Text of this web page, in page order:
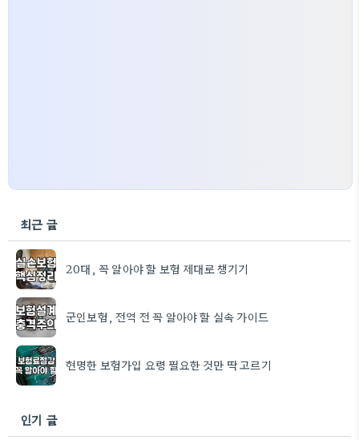
최근 글
20대, 꼭 알아야 할 보험 제대로 챙기기
군인보험, 전역 전 꼭 알아야 할 실속 가이드
현명한 보험가입 요령 필요한 것만 딱 고르기
인기 글